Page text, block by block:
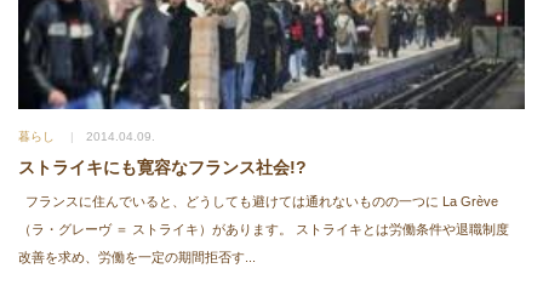
暮らし 2014.04.09.
ストライキにも寛容なフランス社会!?
フランスに住んでいると、どうしても避けては通れないものの一つに La Grève
（ラ・グレーヴ ＝ ストライキ）があります。 ストライキとは労働条件や退職制度
改善を求め、労働を一定の期間拒否す...